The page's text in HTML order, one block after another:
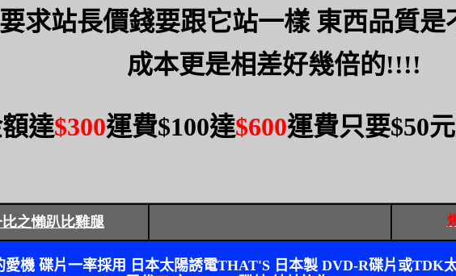
要求站長價錢要跟它站一樣 東西品質是
成本更是相差好幾倍的!!!!
達$300運費$100達$600運費只要$50
之懶趴比雞腿
愛機 碟片一率採用 日本太陽誘電THAT'S 日本製 DVD-R碟片或TDK